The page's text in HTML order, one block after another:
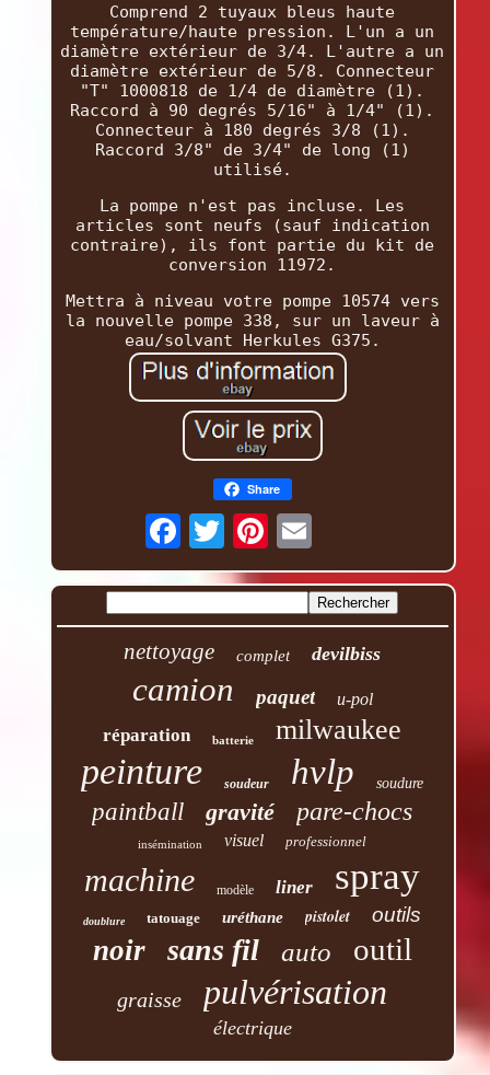
Comprend 2 tuyaux bleus haute
température/haute pression. L'un a un
diamètre extérieur de 3/4. L'autre a un
diamètre extérieur de 5/8. Connecteur
"T" 1000818 de 1/4 de diamètre (1).
Raccord à 90 degrés 5/16" à 1/4" (1).
Connecteur à 180 degrés 3/8 (1).
Raccord 3/8" de 3/4" de long (1)
utilisé.
La pompe n'est pas incluse. Les
articles sont neufs (sauf indication
contraire), ils font partie du kit de
conversion 11972.
Mettra à niveau votre pompe 10574 vers
la nouvelle pompe 338, sur un laveur à
eau/solvant Herkules G375.
Share
nettoyage complet devilbiss
camion paquet u-pol
réparation batterie milwaukee
peinture soudeur hvlp soudure
paintball gravité pare-chocs
insémination visuel professionnel
machine modèle liner spray
doublure tatouage uréthane pistolet outils
noir sans fil auto outil
graisse pulvérisation
électrique